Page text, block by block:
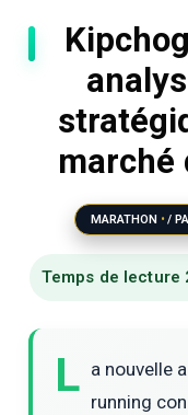
marché
MARATHON /
L a nouvelle
running